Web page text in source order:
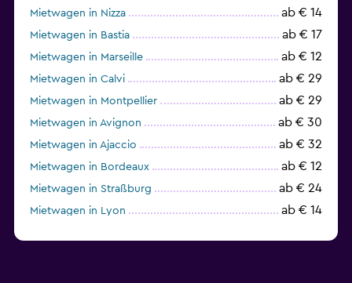
Mietwagen in Nizza ab € 14
Mietwagen in Bastia ab € 17
Mietwagen in Marseille ab € 12
Mietwagen in Calvi ab € 29
Mietwagen in Montpellier ab € 29
Mietwagen in Avignon ab € 30
Mietwagen in Ajaccio ab € 32
Mietwagen in Bordeaux ab € 12
Mietwagen in Straßburg ab € 24
Mietwagen in Lyon ab € 14